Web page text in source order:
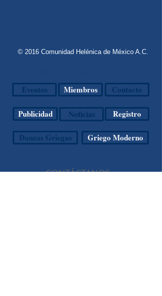
© 2016 Comunidad Helénica de México A.C.
Eventos Miembros Contacto
Publicidad Noticias Registro
Danzas Griegas Griego Moderno
CONTÁCTANOS